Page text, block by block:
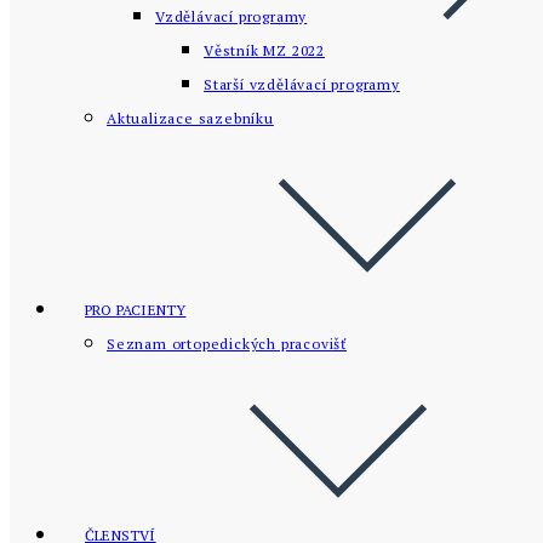
Vzdělávací programy
Věstník MZ 2022
Starší vzdělávací­ programy
Aktualizace sazebníku
PRO PACIENTY
Seznam ortopedických pracovišť
ČLENSTVÍ